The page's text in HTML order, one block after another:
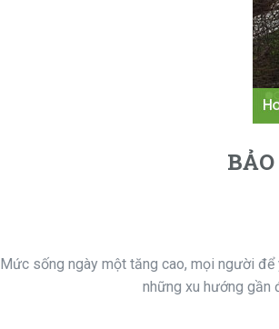
Mức sống ngày một tăng cao, mọi người
những xu hướng gần